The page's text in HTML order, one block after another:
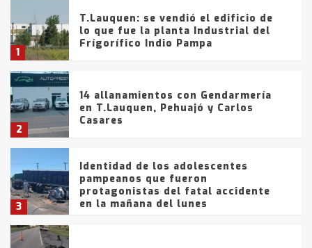
1
T.Lauquen: se vendió el edificio de
lo que fue la planta Industrial del
Frígorífico Indio Pampa
2
14 allanamientos con Gendarmería
en T.Lauquen, Pehuajó y Carlos
Casares
3
Identidad de los adolescentes
pampeanos que fueron
protagonistas del fatal accidente
en la mañana del lunes